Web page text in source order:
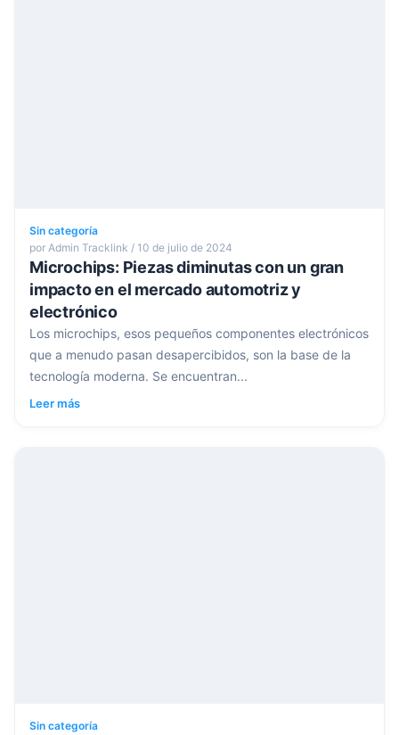
Sin categoría
por Admin Tracklink / 10 de julio de 2024
Microchips: Piezas diminutas con un gran
impacto en el mercado automotriz y
electrónico
Los microchips, esos pequeños componentes electrónicos
que a menudo pasan desapercibidos, son la base de la
tecnología moderna. Se encuentran...
Leer más
Sin categoría